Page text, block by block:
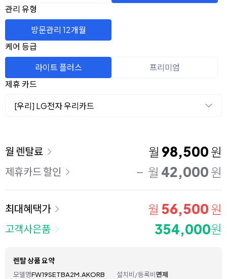
관리 유형
방문관리 12개월
케어 등급
라이트 플러스
프리미엄
제휴 카드
[우리] LG전자 우리카드
이용 요금
월 렌탈료 월 98,500 원
제휴카드 할인 월 42,000 원
최대혜택가 월 56,500 원
고객사은품 354,000원
렌탈 상품 요약
모델명FW19SETBA2M.AKORB 설치비/등록비면제